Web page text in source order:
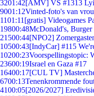
3201:42[AMV] VS #1313
9001:12Vinted-foto's van
1101:11 [gratis] Videogames
19800:48McDonald's,
21500:44[NPO2]
10500:43[IndyCar] #115
10200:23Voorspellingstopic:
23600:19Israel en Gaza #17
16400:17[CUL TV]
6700:13Tenenkrommende
4100:05[2026/2027]